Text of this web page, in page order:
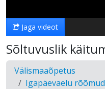
Jaga videot
Sõltuvuslik
Välismaaõpetus
Igapäevaelu